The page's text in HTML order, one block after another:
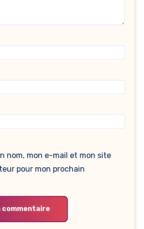
nom, mon e-mail et mon site
pour mon prochain